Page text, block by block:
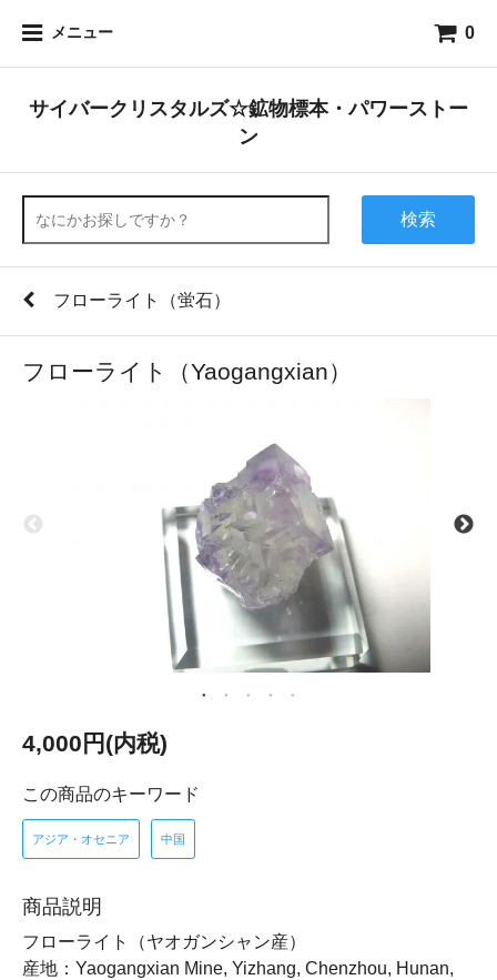
メニュー 0
サイバークリスタルズ☆鉱物標本・パワーストー
ン
検索
フローライト（蛍石）
フローライト（Yaogangxian）
4,000円(内税)
この商品のキーワード
アジア・オセニア 中国
商品説明
フローライト（ヤオガンシャン産）
産地：Yaogangxian Mine, Yizhang, Chenzhou, Hunan,